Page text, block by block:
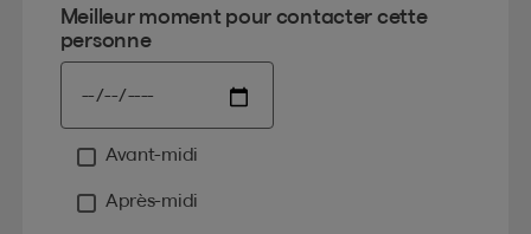
Meilleur moment pour contacter cette
personne
Avant-midi
Après-midi